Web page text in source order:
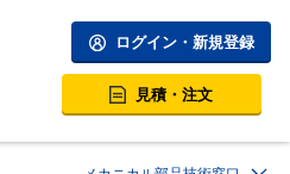
ログイン・新規登録
見積・注文